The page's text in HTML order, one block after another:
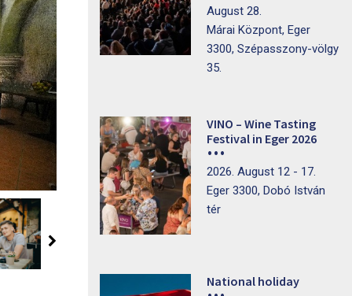
August 28.
Márai Központ, Eger
3300, Szépasszony-völgy
35.
VINO – Wine Tasting
Festival in Eger 2026
2026. August 12 - 17.
Eger 3300, Dobó István
tér
National holiday